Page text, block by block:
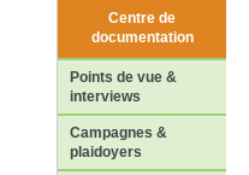
Centre de
documentation
Points de vue &
interviews
Campagnes &
plaidoyers